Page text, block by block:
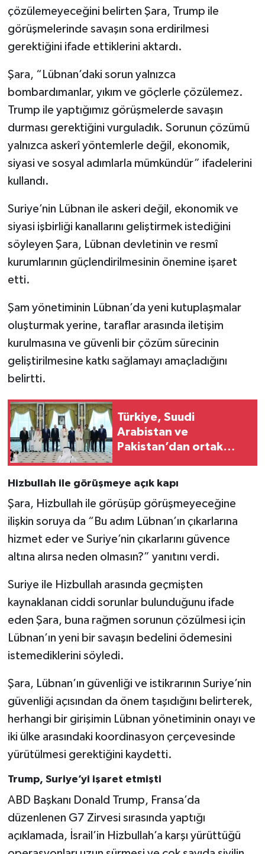
çözülemeyeceğini belirten Şara, Trump ile
görüşmelerinde savaşın sona erdirilmesi
gerektiğini ifade ettiklerini aktardı.
Şara, “Lübnan’daki sorun yalnızca
bombardımanlar, yıkım ve göçlerle çözülemez.
Trump ile yaptığımız görüşmelerde savaşın
durması gerektiğini vurguladık. Sorunun çözümü
yalnızca askerî yöntemlerle değil, ekonomik,
siyasi ve sosyal adımlarla mümkündür” ifadelerini
kullandı.
Suriye’nin Lübnan ile askeri değil, ekonomik ve
siyasi işbirliği kanallarını geliştirmek istediğini
söyleyen Şara, Lübnan devletinin ve resmî
kurumlarının güçlendirilmesinin önemine işaret
etti.
Şam yönetiminin Lübnan’da yeni kutuplaşmalar
oluşturmak yerine, taraflar arasında iletişim
kurulmasına ve güvenli bir çözüm sürecinin
geliştirilmesine katkı sağlamayı amaçladığını
belirtti.
Türkiye, Suudi
Arabistan ve
Pakistan’dan ortak
Hizbullah ile görüşmeye açık kapı
Şara, Hizbullah ile görüşüp görüşmeyeceğine
ilişkin soruya da “Bu adım Lübnan’ın çıkarlarına
hizmet eder ve Suriye’nin çıkarlarını güvence
altına alırsa neden olmasın?” yanıtını verdi.
Suriye ile Hizbullah arasında geçmişten
kaynaklanan ciddi sorunlar bulunduğunu ifade
eden Şara, buna rağmen sorunun çözülmesi için
Lübnan’ın yeni bir savaşın bedelini ödemesini
istemediklerini söyledi.
Şara, Lübnan’ın güvenliği ve istikrarının Suriye’nin
güvenliği açısından da önem taşıdığını belirterek,
herhangi bir girişimin Lübnan yönetiminin onayı ve
iki ülke arasındaki koordinasyon çerçevesinde
yürütülmesi gerektiğini kaydetti.
Trump, Suriye’yi işaret etmişti
ABD Başkanı Donald Trump, Fransa’da
düzenlenen G7 Zirvesi sırasında yaptığı
açıklamada, İsrail’in Hizbullah’a karşı yürüttüğü